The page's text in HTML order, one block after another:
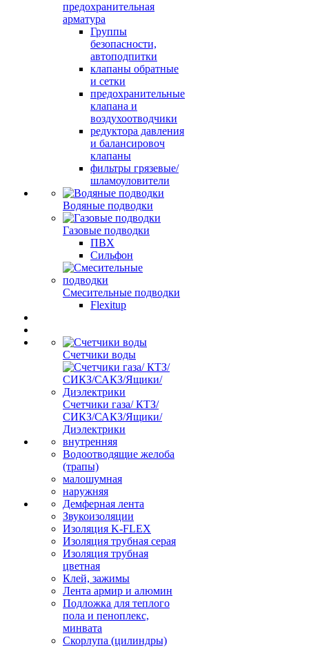
предохранительная
арматура
Группы
безопасности,
автоподпитки
клапаны обратные
и сетки
предохранительные
клапана и
воздухоотводчики
редуктора давления
и балансировоч
клапаны
фильтры грязевые/
шламоуловители
Водяные подводки
Газовые подводки
ПВХ
Сильфон
Смесительные подводки
Flexitup
Счетчики воды
Счетчики газа/ КТЗ/
СИКЗ/САКЗ/Ящики/
Диэлектрики
внутренняя
Водоотводящие желоба
(трапы)
малошумная
наружняя
Демферная лента
Звукоизоляции
Изоляция K-FLEX
Изоляция трубная серая
Изоляция трубная
цветная
Клей, зажимы
Лента армир и алюмин
Подложка для теплого
пола и пеноплекс,
минвата
Скорлупа (цилиндры)